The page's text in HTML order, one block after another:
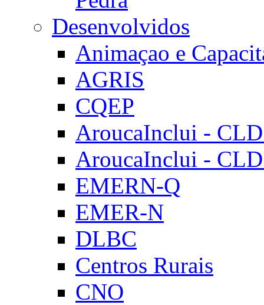
Desenvolvidos
Animaçao e
AGRIS
CQEP
AroucaInclui -
AroucaInclui -
EMERN-Q
EMER-N
DLBC
Centros Rurais
CNO